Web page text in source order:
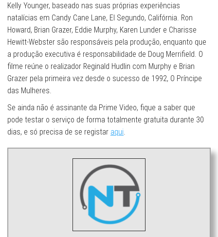
Kelly Younger, baseado nas suas próprias experiências
natalícias em Candy Cane Lane, El Segundo, Califórnia. Ron
Howard, Brian Grazer, Eddie Murphy, Karen Lunder e Charisse
Hewitt-Webster são responsáveis pela produção, enquanto que
a produção executiva é responsabilidade de Doug Merrifield. O
filme reúne o realizador Reginald Hudlin com Murphy e Brian
Grazer pela primeira vez desde o sucesso de 1992, O Príncipe
das Mulheres.
Se ainda não é assinante da Prime Video, fique a saber que
pode testar o serviço de forma totalmente gratuita durante 30
dias, e só precisa de se registar aqui.